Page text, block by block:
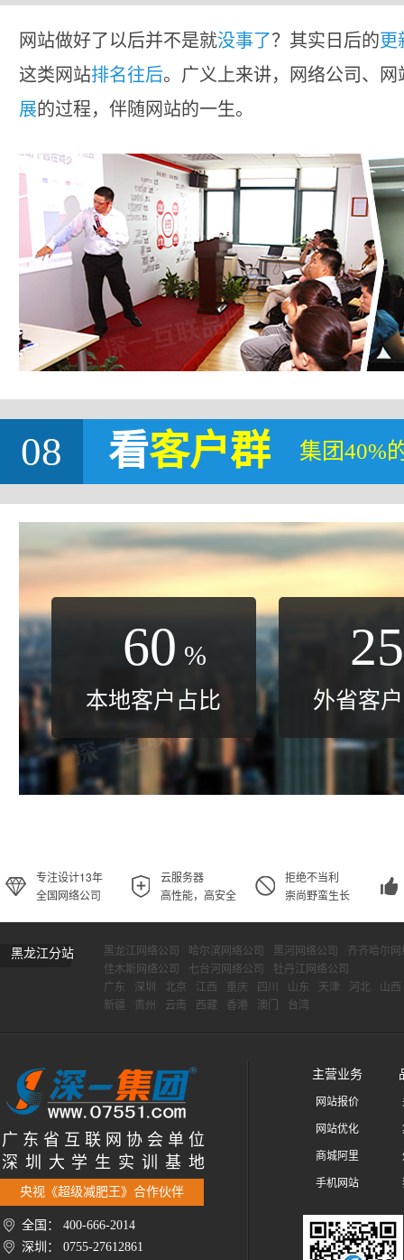
网站做好了以后并不是就没事了？其实日后的更
这类网站排名往后。广义上来讲，网络公司、
展的过程，伴随网站的一生。
08 看客户群 集团40%
60 %
本地客户占比
25
外省客
专注设计13年
全国网络公司
云服务器
高性能，高安全
拒绝不当利
崇尚野蛮生长
黑龙江分站 黑龙江网络公司 哈尔滨网络公司 黑河网络公司
齐齐哈尔
佳木斯网络公司
七台河网络公司
牡丹江网络公司
广东
深圳 北京 江西 重庆 四川 山东 天津 河北
山西
新疆
贵州 云南 西藏 香港 澳门 台湾
广 东 省 互 联 网 协 会 单 位
深 圳 大 学 生 实 训 基 地
央视《超级减肥王》合作伙伴
全国： 400-666-2014
深圳： 0755-27612861
主营业务
网站报价
网站优化
商城阿里
手机网站